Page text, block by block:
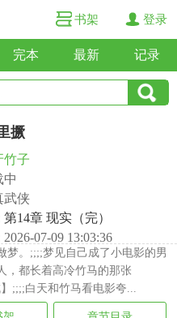
书架 登录
完本 最新 记录
撅
竹子
中
武侠
第14章 现实（完）
07-09 13:03:36
梦。;;;;梦见自己成了小电影的男
，都长着高冷竹马的那张
;;;;白天和竹马看电影夸...